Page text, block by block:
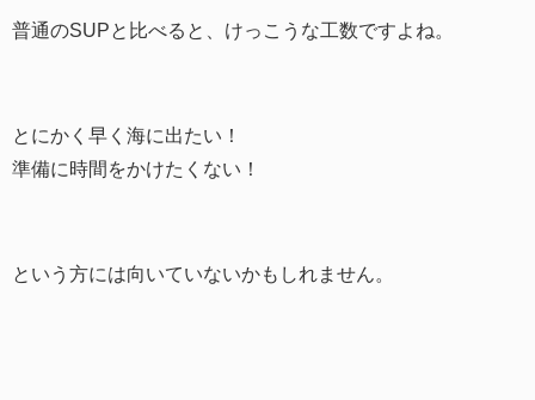
普通のSUPと比べると、けっこうな工数ですよね。
とにかく早く海に出たい！
準備に時間をかけたくない！
という方には向いていないかもしれません。